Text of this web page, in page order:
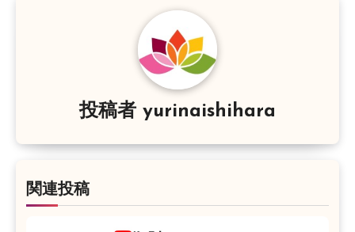
ン
投稿者 yurinaishihara
関連投稿